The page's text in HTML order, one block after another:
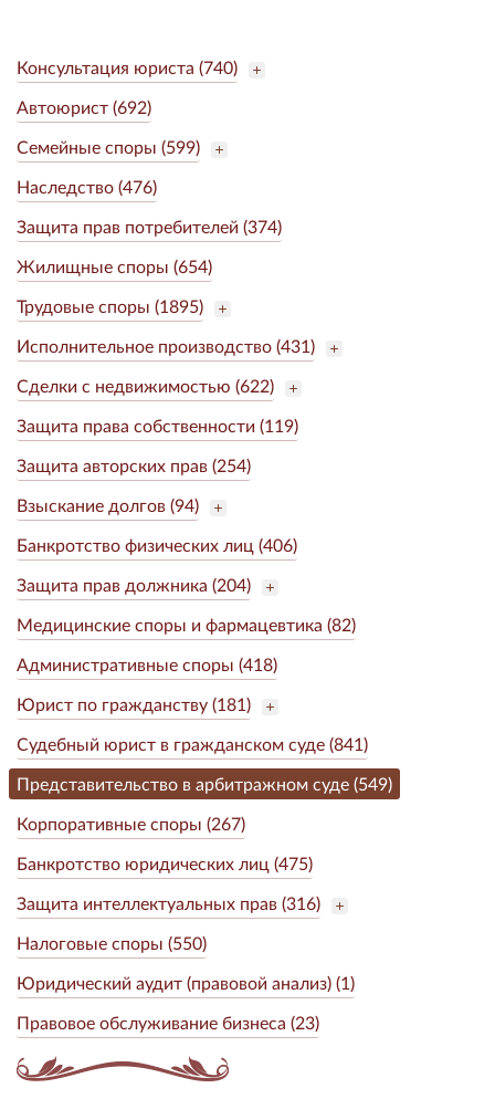
Консультация юриста (740)
Автоюрист (692)
Семейные споры (599)
Наследство (476)
Защита прав потребителей (374)
Жилищные споры (654)
Трудовые споры (1895)
Исполнительное производство (431)
Сделки с недвижимостью (622)
Защита права собственности (119)
Защита авторских прав (254)
Взыскание долгов (94)
Банкротство физических лиц (406)
Защита прав должника (204)
Медицинские споры и фармацевтика (82)
Административные споры (418)
Юрист по гражданству (181)
Судебный юрист в гражданском суде (841)
Представительство в арбитражном суде (549)
Корпоративные споры (267)
Банкротство юридических лиц (475)
Защита интеллектуальных прав (316)
Налоговые споры (550)
Юридический аудит (правовой анализ) (1)
Правовое обслуживание бизнеса (23)